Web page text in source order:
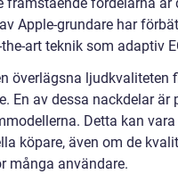
framstående fördelarna
Apple-grundare har
art teknik som adaptiv
överlägsna ljudkvaliteten
En av dessa nackdelar är
Detta kan
köpare, även om de
många användare.